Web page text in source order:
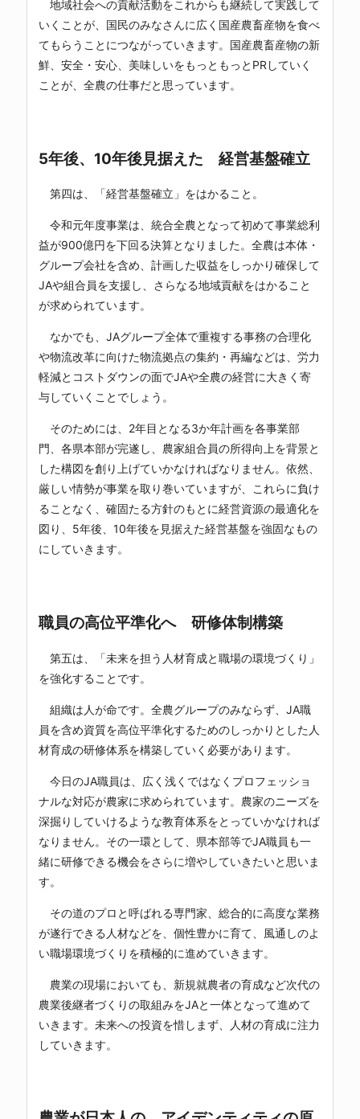
地域社会への貢献活動をこれからも継続して実践して
いくことが、国民のみなさんに広く国産農畜産物を食べ
てもらうことにつながっていきます。国産農畜産物の新
鮮、安全・安心、美味しいをもっともっとPRしていく
ことが、全農の仕事だと思っています。
5年後、10年後見据えた 経営基盤確立
第四は、「経営基盤確立」をはかること。
令和元年度事業は、統合全農となって初めて事業総利
益が900億円を下回る決算となりました。全農は本体・
グループ会社を含め、計画した収益をしっかり確保して
JAや組合員を支援し、さらなる地域貢献をはかること
が求められています。
なかでも、JAグループ全体で重複する事務の合理化
や物流改革に向けた物流拠点の集約・再編などは、労力
軽減とコストダウンの面でJAや全農の経営に大きく寄
与していくことでしょう。
そのためには、2年目となる3か年計画を各事業部
門、各県本部が完遂し、農家組合員の所得向上を背景と
した構図を創り上げていかなければなりません。依然、
厳しい情勢が事業を取り巻いていますが、これらに負け
ることなく、確固たる方針のもとに経営資源の最適化を
図り、5年後、10年後を見据えた経営基盤を強固なもの
にしていきます。
職員の高位平準化へ 研修体制構築
第五は、「未来を担う人材育成と職場の環境づくり」
を強化することです。
組織は人が命です。全農グループのみならず、JA職
員を含め資質を高位平準化するためのしっかりとした人
材育成の研修体系を構築していく必要があります。
今日のJA職員は、広く浅くではなくプロフェッショ
ナルな対応が農家に求められています。農家のニーズを
深掘りしていけるような教育体系をとっていかなければ
なりません。その一環として、県本部等でJA職員も一
緒に研修できる機会をさらに増やしていきたいと思いま
す。
その道のプロと呼ばれる専門家、総合的に高度な業務
が遂行できる人材などを、個性豊かに育て、風通しのよ
い職場環境づくりを積極的に進めていきます。
農業の現場においても、新規就農者の育成など次代の
農業後継者づくりの取組みをJAと一体となって進めて
いきます。未来への投資を惜しまず、人材の育成に注力
していきます。